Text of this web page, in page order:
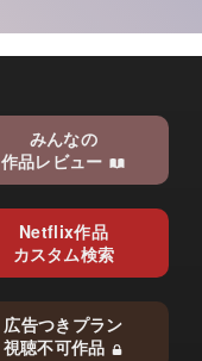
みんなの
作品レビュー
Netflix作品
カスタム検索
広告つきプラン
視聴不可作品